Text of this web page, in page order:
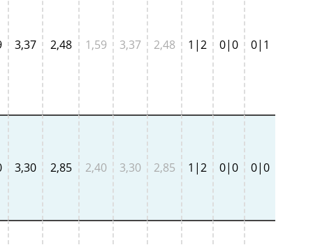
3,37 2,48 1,59 3,37 2,48 1|2 0|0 0|1
3,30 2,85 2,40 3,30 2,85 1|2 0|0 0|0